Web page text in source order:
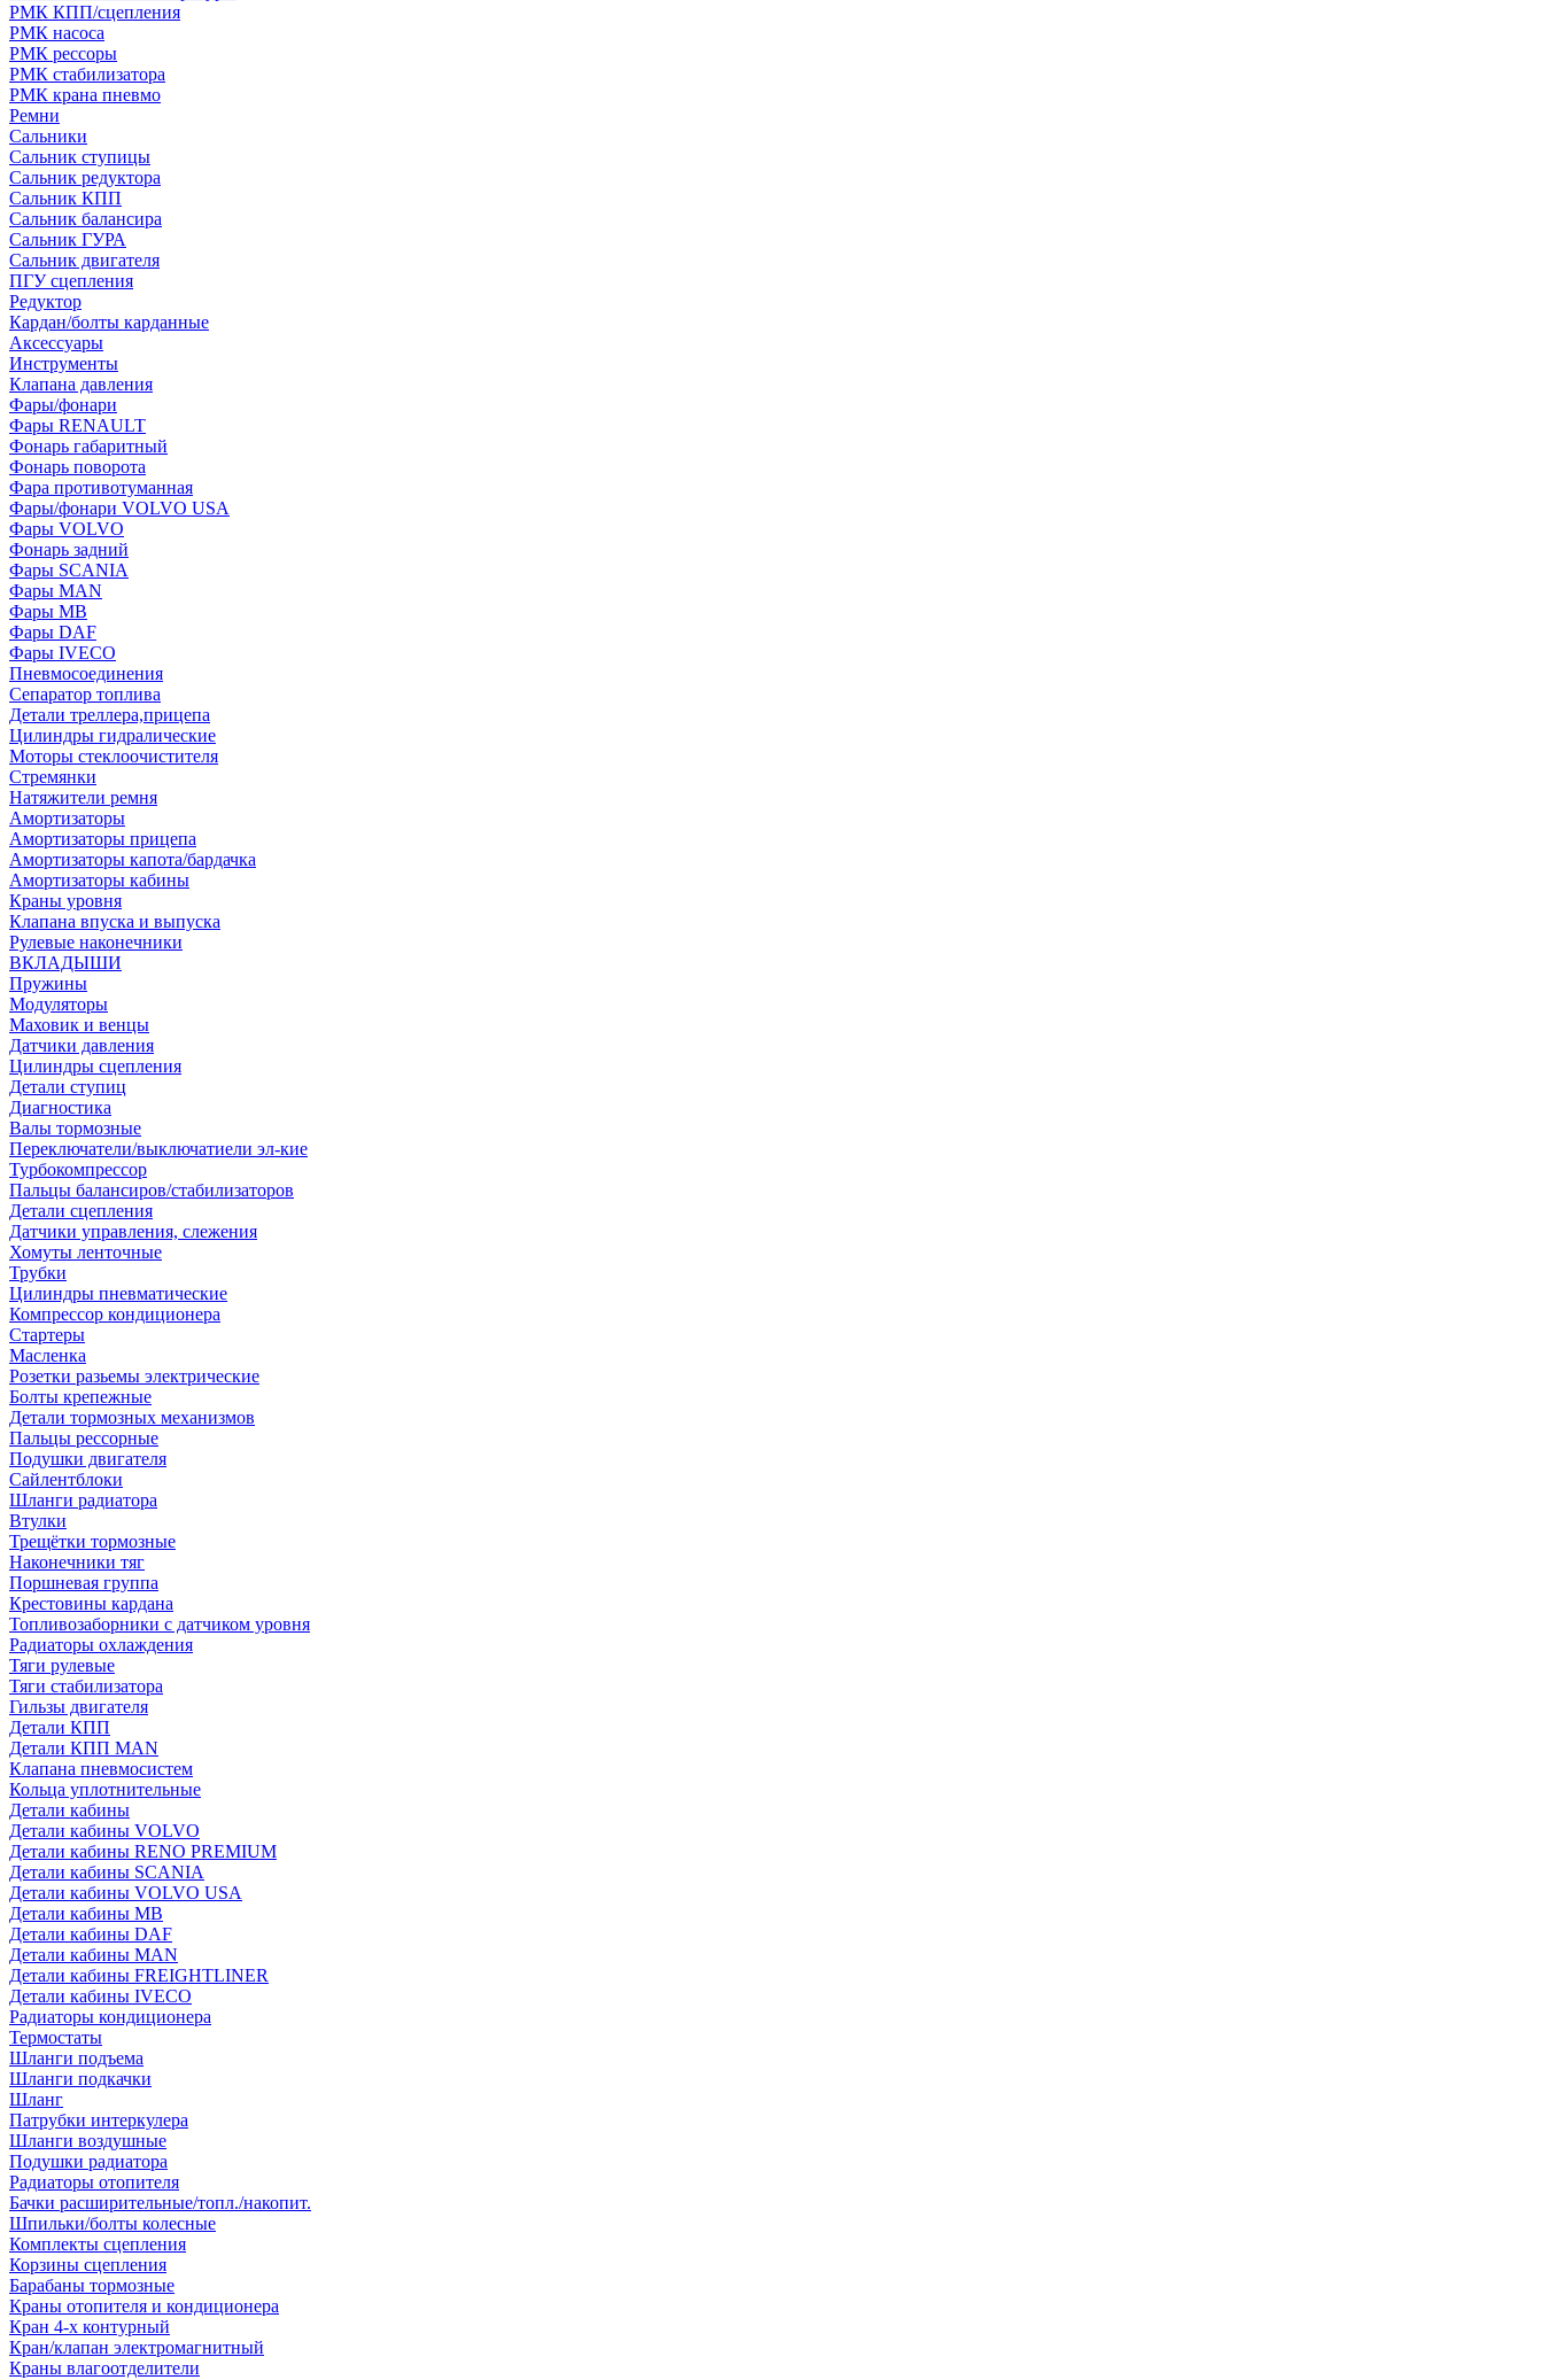
РМК КПП/сцепления
РМК насоса
РМК рессоры
РМК стабилизатора
РМК крана пневмо
Ремни
Сальники
Сальник ступицы
Сальник редуктора
Сальник КПП
Сальник балансира
Сальник ГУРА
Сальник двигателя
ПГУ сцепления
Редуктор
Кардан/болты карданные
Аксессуары
Инструменты
Клапана давления
Фары/фонари
Фары RENAULT
Фонарь габаритный
Фонарь поворота
Фара противотуманная
Фары/фонари VOLVO USA
Фары VOLVO
Фонарь задний
Фары SCANIA
Фары MAN
Фары MB
Фары DAF
Фары IVECO
Пневмосоединения
Сепаратор топлива
Детали треллера,прицепа
Цилиндры гидралические
Моторы стеклоочистителя
Стремянки
Натяжители ремня
Амортизаторы
Амортизаторы прицепа
Амортизаторы капота/бардачка
Амортизаторы кабины
Краны уровня
Клапана впуска и выпуска
Рулевые наконечники
ВКЛАДЫШИ
Пружины
Модуляторы
Маховик и венцы
Датчики давления
Цилиндры сцепления
Детали ступиц
Диагностика
Валы тормозные
Переключатели/выключатиели эл-кие
Турбокомпрессор
Пальцы балансиров/стабилизаторов
Детали сцепления
Датчики управления, слежения
Хомуты ленточные
Трубки
Цилиндры пневматические
Компрессор кондиционера
Стартеры
Масленка
Розетки разьемы электрические
Болты крепежные
Детали тормозных механизмов
Пальцы рессорные
Подушки двигателя
Сайлентблоки
Шланги радиатора
Втулки
Трещётки тормозные
Наконечники тяг
Поршневая группа
Крестовины кардана
Топливозаборники с датчиком уровня
Радиаторы охлаждения
Тяги рулевые
Тяги стабилизатора
Гильзы двигателя
Детали КПП
Детали КПП MAN
Клапана пневмосистем
Кольца уплотнительные
Детали кабины
Детали кабины VOLVO
Детали кабины RENO PREMIUM
Детали кабины SCANIA
Детали кабины VOLVO USA
Детали кабины MB
Детали кабины DAF
Детали кабины MAN
Детали кабины FREIGHTLINER
Детали кабины IVECO
Радиаторы кондиционера
Термостаты
Шланги подъема
Шланги подкачки
Шланг
Патрубки интеркулера
Шланги воздушные
Подушки радиатора
Радиаторы отопителя
Бачки расширительные/топл./накопит.
Шпильки/болты колесные
Комплекты сцепления
Корзины сцепления
Барабаны тормозные
Краны отопителя и кондиционера
Кран 4-х контурный
Кран/клапан электромагнитный
Краны влагоотделители